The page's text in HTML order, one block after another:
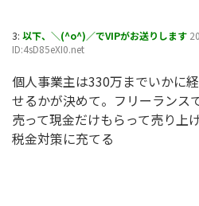
3: 以下、＼(^o^)／でVIPがお送りします
ID:4sD85eXI0.net
個人事業主は330万までいかに
せるかが決めて。フリーランス
売って現金だけもらって売り上
税金対策に充てる